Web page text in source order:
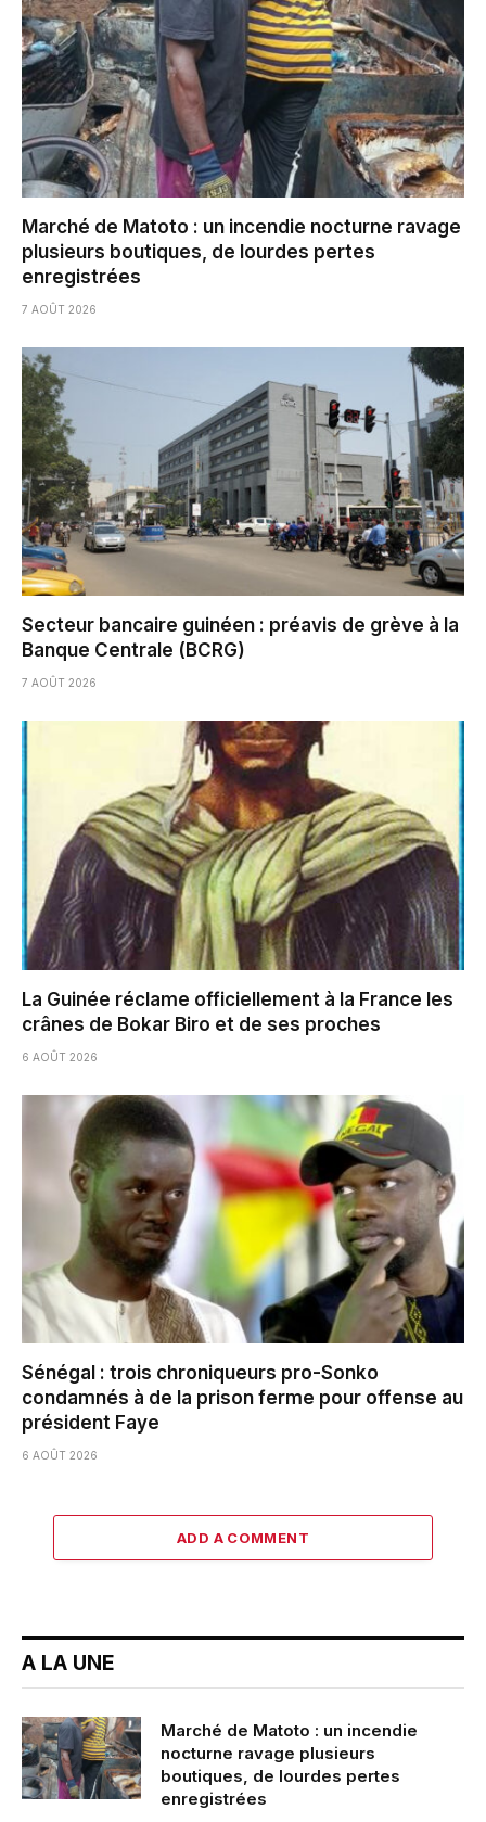
Marché de Matoto : un incendie nocturne ravage
plusieurs boutiques, de lourdes pertes
enregistrées
7 AOÛT 2026
Secteur bancaire guinéen : préavis de grève à la
Banque Centrale (BCRG)
7 AOÛT 2026
La Guinée réclame officiellement à la France les
crânes de Bokar Biro et de ses proches
6 AOÛT 2026
Sénégal : trois chroniqueurs pro-Sonko
condamnés à de la prison ferme pour offense au
président Faye
6 AOÛT 2026
ADD A COMMENT
A LA UNE
Marché de Matoto : un incendie
nocturne ravage plusieurs
boutiques, de lourdes pertes
enregistrées